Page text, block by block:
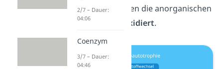
(CH
4). Dabei werden die anorganischen
Stoffe meistens
oxidiert.
2/7 – Dauer:
04:06
Coenzym
3/7 – Dauer:
04:46